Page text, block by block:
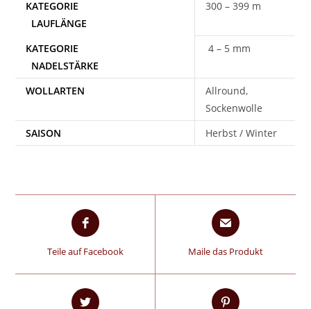
300 – 399 m
4 – 5 mm
WOLLARTEN
Allround,
Sockenwolle
SAISON
Herbst / Winter
Teile auf Facebook Maile das Produkt